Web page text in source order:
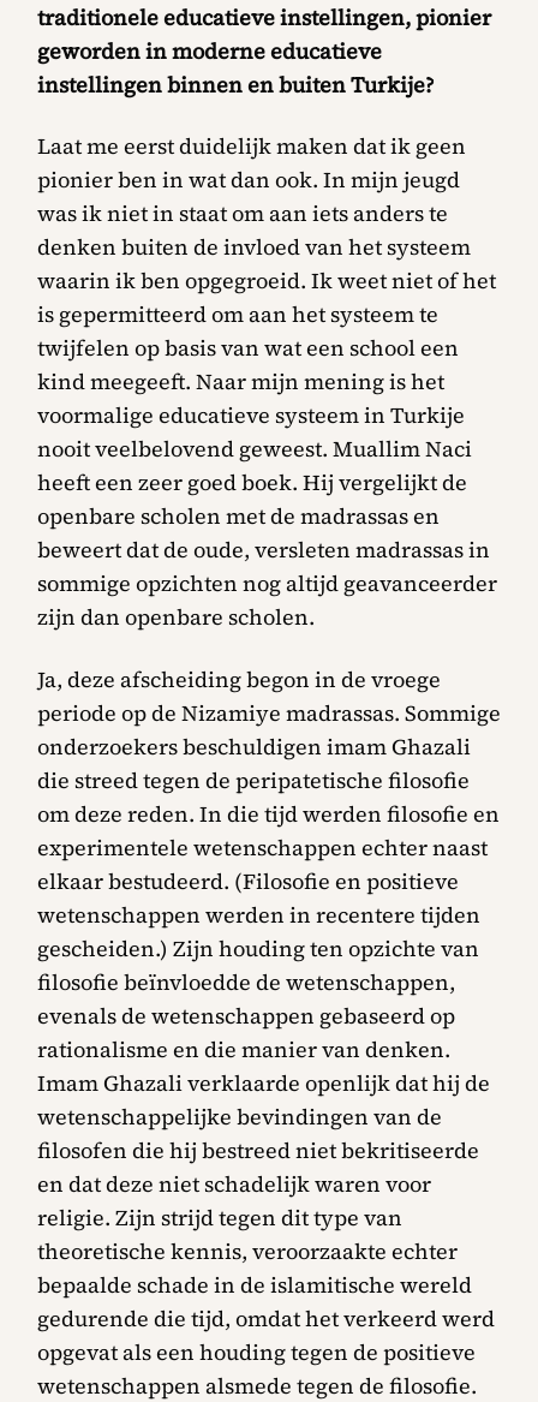
traditionele educatieve instellingen, pionier
geworden in moderne educatieve
instellingen binnen en buiten Turkije?
Laat me eerst duidelijk maken dat ik geen
pionier ben in wat dan ook. In mijn jeugd
was ik niet in staat om aan iets anders te
denken buiten de invloed van het systeem
waarin ik ben opgegroeid. Ik weet niet of het
is gepermitteerd om aan het systeem te
twijfelen op basis van wat een school een
kind meegeeft. Naar mijn mening is het
voormalige educatieve systeem in Turkije
nooit veelbelovend geweest. Muallim Naci
heeft een zeer goed boek. Hij vergelijkt de
openbare scholen met de madrassas en
beweert dat de oude, versleten madrassas in
sommige opzichten nog altijd geavanceerder
zijn dan openbare scholen.
Ja, deze afscheiding begon in de vroege
periode op de Nizamiye madrassas. Sommige
onderzoekers beschuldigen imam Ghazali
die streed tegen de peripatetische filosofie
om deze reden. In die tijd werden filosofie en
experimentele wetenschappen echter naast
elkaar bestudeerd. (Filosofie en positieve
wetenschappen werden in recentere tijden
gescheiden.) Zijn houding ten opzichte van
filosofie beïnvloedde de wetenschappen,
evenals de wetenschappen gebaseerd op
rationalisme en die manier van denken.
Imam Ghazali verklaarde openlijk dat hij de
wetenschappelijke bevindingen van de
filosofen die hij bestreed niet bekritiseerde
en dat deze niet schadelijk waren voor
religie. Zijn strijd tegen dit type van
theoretische kennis, veroorzaakte echter
bepaalde schade in de islamitische wereld
gedurende die tijd, omdat het verkeerd werd
opgevat als een houding tegen de positieve
wetenschappen alsmede tegen de filosofie.